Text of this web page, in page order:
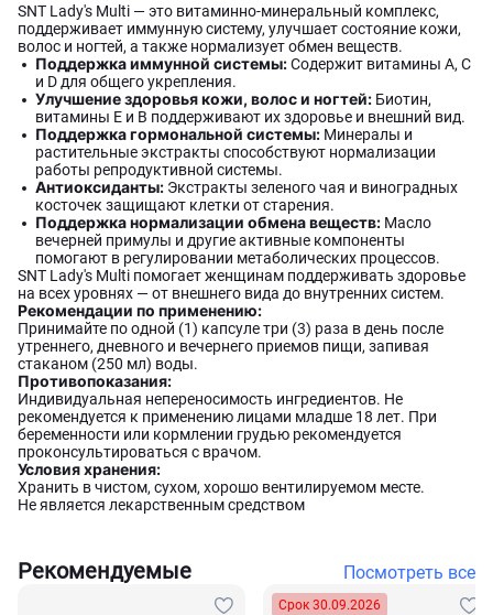
SNT Lady's Multi — это витаминно-минеральный комплекс,
поддерживает иммунную систему, улучшает состояние кожи,
волос и ногтей, а также нормализует обмен веществ.
Поддержка иммунной системы:Содержит витамины A, C
и D для общего укрепления.
Улучшение здоровья кожи, волос и ногтей: Биотин,
витамины E и B поддерживают их здоровье и внешний вид.
Поддержка гормональной системы: Минералы и
растительные экстракты способствуют нормализации
работы репродуктивной системы.
Антиоксиданты: Экстракты зеленого чая и виноградных
косточек защищают клетки от старения.
Поддержка нормализации обмена веществ: Масло
вечерней примулы и другие активные компоненты
помогают в регулировании метаболических процессов.
SNT Lady's Multi помогает женщинам поддерживать здоровье
на всех уровнях — от внешнего вида до внутренних систем.
Рекомендации по применению:
Принимайте по одной (1) капсуле три (3) раза в день после
утреннего, дневного и вечернего приемов пищи, запивая
стаканом (250 мл) воды.
Противопоказания:
Индивидуальная непереносимость ингредиентов. Не
рекомендуется к применению лицами младше 18 лет. При
беременности или кормлении грудью рекомендуется
проконсультироваться с врачом.
Условия хранения:
Хранить в чистом, сухом, хорошо вентилируемом месте.
Не является лекарственным средством
Рекомендуемые Посмотреть все
Срок 30.09.2026